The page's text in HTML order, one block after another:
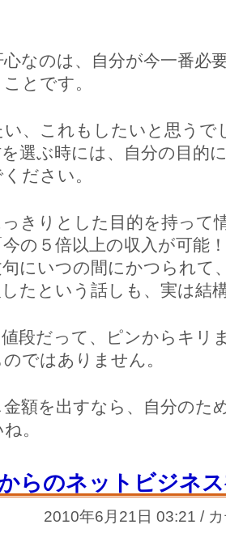
心なのは、自分が今一番必
とです。
、これもしたいと思うで
選ぶ時には、自分の目的
ださい。
きりとした目的を持って
の５倍以上の収入が可能
にいつの間にかつられて
たという話しも、実は結
段だって、ピンからキリ
ではありません。
金額を出すなら、自分のた
。
らのネットビジネ
2010年6月21日 03:21 /